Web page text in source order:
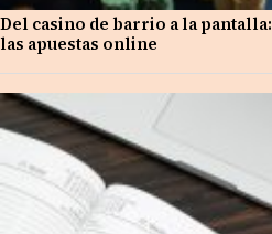
Del casino de barrio a la
las apuestas online